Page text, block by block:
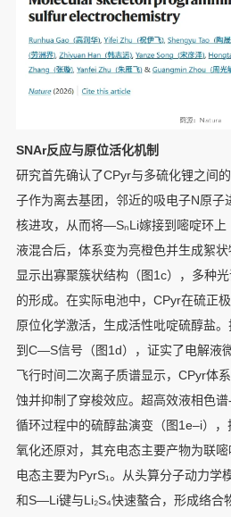
SNAr反应与原位活化机制
研究首先确认了CPyr与多硫化锂之间
子作为离去基团，邻近的吸电子N原子
核进攻，从而将—SₙLi嫁接到嘧啶环上
液混合后，体系变为亮橙色并生成絮
显示出寡聚簇状结构（图1c），多种
的形成。在实际电池中，CPyr在硫正
原位化学激活，生成活性吡啶硫醇盐
到C—S信号（图1d），证实了电解液
飞行时间二次离子质谱显示，CPyr体
蚀并抑制了穿梭效应。超高效液相色
循环过程中的硫醇盐演变（图1e–i）
氧化还原对，其充电态主要产物为联嘧
电态主要为PyrS₁。从头算分子动力学
和S—Li键与Li₂S₄快速螯合，形成络合